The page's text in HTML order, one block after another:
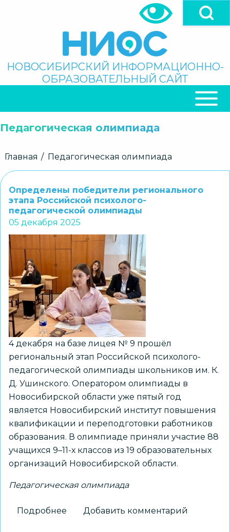
Поиск
НОВОСИБИРСКИЙ ИНФОРМАЦИОННО-
ОБРАЗОВАТЕЛЬНЫЙ САЙТ
НАВИГАЦИЯ
Педагогическая олимпиада
Строка
Главная Педагогическая олимпиада
Определены победители регионального
этапа Российской психолого-
педагогической олимпиады
05 декабря 2025
4 декабря на базе лицея № 9 прошёл
региональный этап Российской психолого-
педагогической олимпиады школьников им. К.
Д. Ушинского. Оператором олимпиады в
Новосибирской области уже пятый год
является Новосибирский институт повышения
квалификации и переподготовки работников
образования. В олимпиаде приняли участие 88
учащихся 9–11-х классов из 19 образовательных
организаций Новосибирской области.
Педагогическая олимпиада
Подробнее Добавить комментарий